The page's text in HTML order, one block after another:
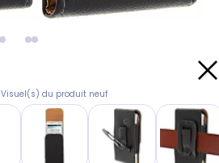
Visuel(s) du produit neuf